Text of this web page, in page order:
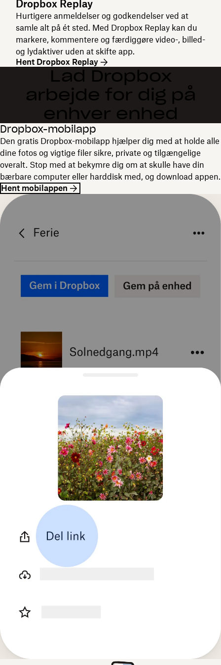
Dropbox Replay
Hurtigere anmeldelser og godkendelser ved at
samle alt på ét sted. Med Dropbox Replay kan du
markere, kommentere og færdiggøre video-, billed-
og lydaktiver uden at skifte app.
Hent Dropbox Replay
Lad Dropbox
arbejde for dig på
enhver enhed
Dropbox-mobilapp
Den gratis Dropbox-mobilapp hjælper dig med at holde alle
dine fotos og vigtige filer sikre, private og tilgængelige
overalt. Stop med at bekymre dig om at skulle have din
bærbare computer eller harddisk med, og download appen.
Hent mobilappen